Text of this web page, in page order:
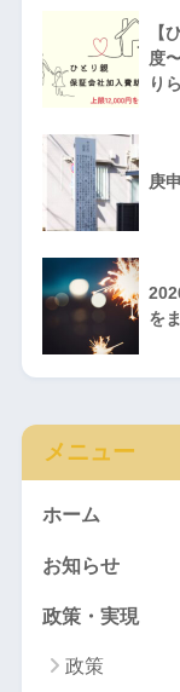
【
度
り
庚
を
メニュー
ホーム
お知らせ
政策・実現
政策